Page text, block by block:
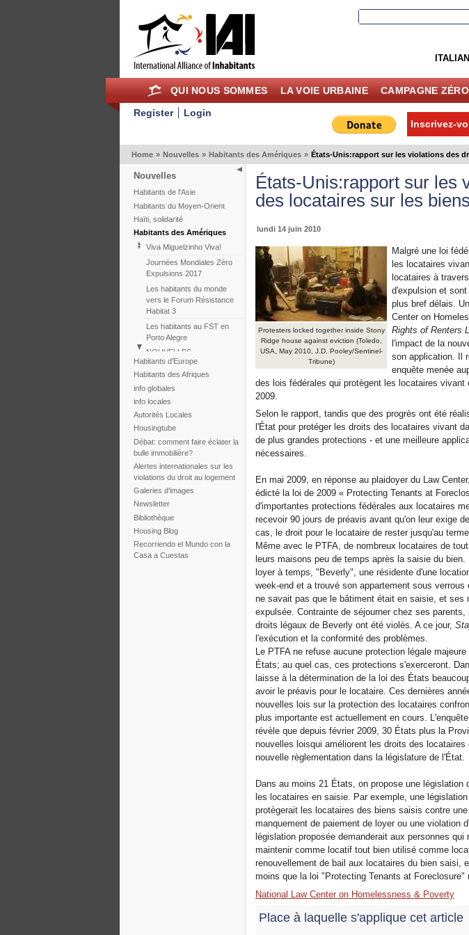
QUI NOUS SOMMES LA VOIE URBAINE CAMPAGNE
Register
Login
Inscrivez-
Home » Nouvelles » Habitants des Amériques » États-Unis:rapport sur les violations des
Nouvelles
Habitants de l'Asie
Habitants du Moyen-Orient
Haïti, solidarité
Habitants des Amériques
Viva Miguelzinho Viva!
Journées Mondiales Zéro
Expulsions 2017
Les habitants du monde
vers le Forum Résistance
Habitat 3
Les habitants au FST en
Porto Alegre
NOUVELLES
Perú: Marche des Colonies
Huascar
Reportaje fotogràfico sobre
la tragedia de la tormenta
Noel
Habitants d'Europe
Habitants des Afriques
info globales
info locales
Autorités Locales
Housingtube
Débat: comment faire éclater la
bulle immobilière?
Alertes internationales sur les
violations du droit au logement
Galeries d'images
Newsletter
Bibliothèque
Housing Blog
Recorriendo el Mundo con la
Casa a Cuestas
États-Unis:rapport sur les
des locataires sur les
lundi 14 juin 2010
Protesters locked together inside Stony
Ridge house against eviction (Toledo,
USA, May 2010, J.D. Pooley/Sentinel-
Tribune)
Malgré une loi
les locataires
locataires à
d'expulsion et
plus bref délais.
Center on
Rights of Renters
l'impact de la
son application. Il
enquête menée
des lois fédérales qui protègent les locataires
2009.
Selon le rapport, tandis que des progrès ont été
l'État pour protéger les droits des locataires vivant
de plus grandes protections - et une meilleure
nécessaires.
En mai 2009, en réponse au plaidoyer du Law
édicté la loi de 2009 « Protecting Tenants at
d'importantes protections fédérales aux locataires
recevoir 90 jours de préavis avant qu'on leur exige
cas, le droit pour le locataire de rester jusqu'au
Même avec le PTFA, de nombreux locataires de
leurs maisons peu de temps après la saisie du
loyer à temps, "Beverly", une résidente d'une
week-end et a trouvé son appartement sous
ne savait pas que le bâtiment était en saisie, et ses
expulsée. Contrainte de séjourner chez ses
droits légaux de Beverly ont été violés. A ce jour,
l'exécution et la conformité des problèmes.
Le PTFA ne refuse aucune protection légale
États; au quel cas, ces protections s'exerceront.
laisse à la détermination de la loi des États
avoir le préavis pour le locataire. Ces dernières
nouvelles lois sur la protection des locataires
plus importante est actuellement en cours.
révèle que depuis février 2009, 30 États plus la
nouvelles loisqui améliorent les droits des
nouvelle règlementation dans la législature de l'État.
Dans au moins 21 États, on propose une législation
les locataires en saisie. Par exemple, une
protègerait les locataires des biens saisis contre
manquement de paiement de loyer ou une violation
législation proposée demanderait aux personnes
maintenir comme locatif tout bien utilisé comme
renouvellement de bail aux locataires du bien saisi,
moins que la loi "Protecting Tenants at Foreclosure"
National Law Center on Homelessness & Poverty
Place à laquelle s'applique cet article